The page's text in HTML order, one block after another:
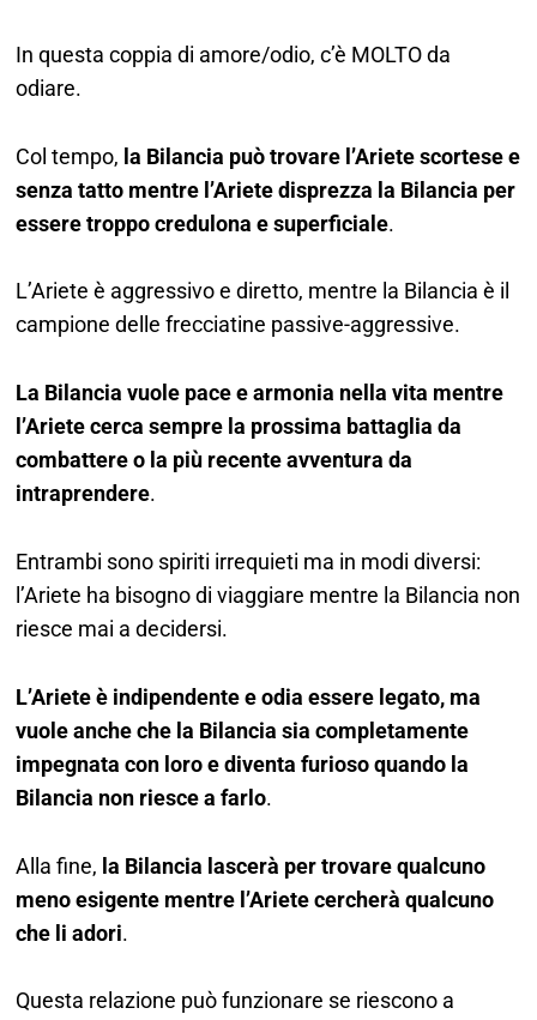
In questa coppia di amore/odio, c’è MOLTO da
odiare.
Col tempo, la Bilancia può trovare l’Ariete scortese e
senza tatto mentre l’Ariete disprezza la Bilancia per
essere troppo credulona e superficiale.
L’Ariete è aggressivo e diretto, mentre la Bilancia è il
campione delle frecciatine passive-aggressive.
La Bilancia vuole pace e armonia nella vita mentre
l’Ariete cerca sempre la prossima battaglia da
combattere o la più recente avventura da
intraprendere.
Entrambi sono spiriti irrequieti ma in modi diversi:
l’Ariete ha bisogno di viaggiare mentre la Bilancia non
riesce mai a decidersi.
L’Ariete è indipendente e odia essere legato, ma
vuole anche che la Bilancia sia completamente
impegnata con loro e diventa furioso quando la
Bilancia non riesce a farlo.
Alla fine, la Bilancia lascerà per trovare qualcuno
meno esigente mentre l’Ariete cercherà qualcuno
che li adori.
Questa relazione può funzionare se riescono a